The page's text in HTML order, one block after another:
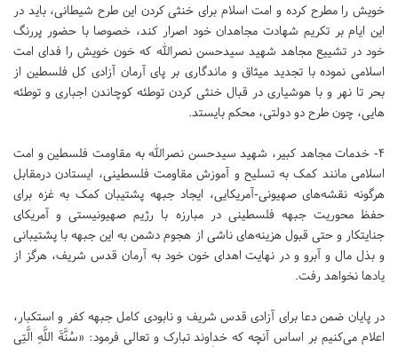
خویش را مطرح کرده و امت اسلام برای خنثی کردن این طرح شیطانی، باید در
این ایام بر تکریم شهادت مجاهدان خود اصرار کند، خصوصا با حضور پررنگ
خود در تشییع مجاهد شهید سیدحسن نصرالله که خون خویش را فدای امت
اسلامی نموده با تجدید میثاق و ماندگاری بر پای آرمان آزادی کل فلسطین از
بحر تا نهر و با هوشیاری در قبال خنثی کردن توطئه کوچاندن اجباری و توطئه
هایی، چون طرح دو دولتی، محکم بایستد.
۴- خدمات مجاهد کبیر، شهید سیدحسن نصرالله به مقاومت فلسطین و امت
اسلامی مانند کمک به تسلیح و آموزش مقاومت فلسطینی، ایستادن درمقابل
هرگونه نقشه‌های صهیونی-آمریکایی، ایجاد جبهه پشتیبان کمک به غزه برای
حفظ محوریت جبهه فلسطینی در مبارزه با رژیم صهیونیستی و آمریکای
جنایتکار و حتی قبول هزینه‌های ناشی از هجوم دشمن به این جبهه با پشتیبانی
و بذل مال و آبرو و در نهایت اهدای خون خود به آرمان قدس شریف، هرگز از
یاد‌ها نخواهد رفت.
در پایان ضمن دعا برای آزادی قدس شریف و نابودی کامل جبهه کفر و استکبار،
اعلام می‌کنیم بر اساس آنچه که خداوند تبارک و تعالی فرمود: «سُنَّةَ اللَّهِ الَّتِی